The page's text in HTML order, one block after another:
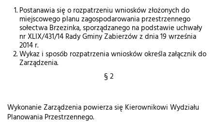
Postanawia się o rozpatrzeniu wniosków złożonych do
miejscowego planu zagospodarowania przestrzennego
sołectwa Brzezinka, sporządzanego na podstawie uchwały
nr XLIX/431/14 Rady Gminy Zabierzów z dnia 19 września
2014 r.
Wykaz i sposób rozpatrzenia wniosków określa załącznik do
Zarządzenia.
§ 2
Wykonanie Zarządzenia powierza się Kierownikowi Wydziału
Planowania Przestrzennego.